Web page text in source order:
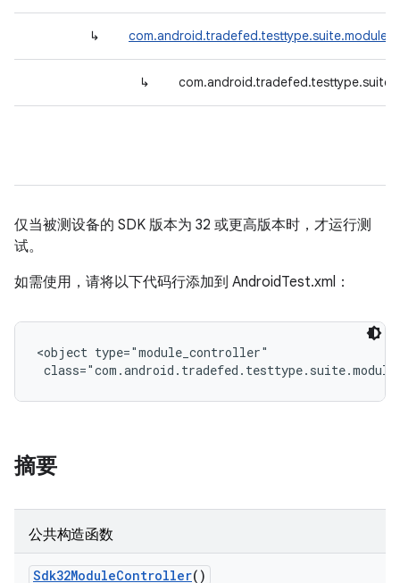
↳
↳
仅当被测设备的 SDK 版本为 32 或更高版本时，才运行测
试。
如需使用，请将以下代码行添加到 AndroidTest.xml：
<object type="module_controller"
摘要
公共构造函数
Sdk32ModuleController()